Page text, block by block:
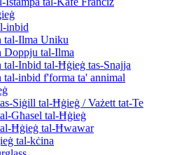
inbid
tal-Ilma Uniku
Doppju tal-Ilma
tal-Inbid tal-Ħġieġ tas-Snajja
inbid f'forma ta' annimal
Siġill tal-Ħġieġ / Vażett tat-Te
Għasel tal-Ħġieġ
Ħġieġ tal-Ħwawar
tal-kċina